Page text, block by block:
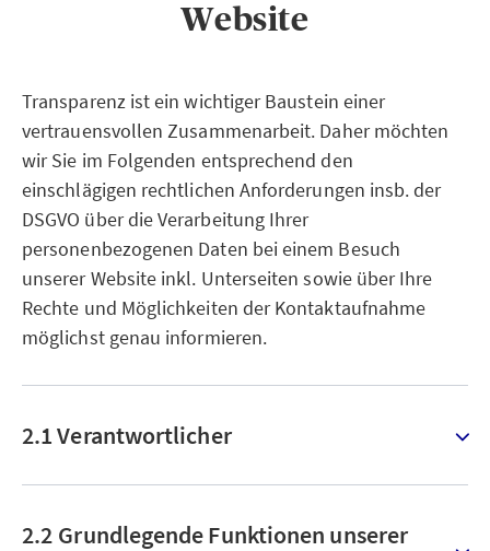
Website
Transparenz ist ein wichtiger Baustein einer
vertrauensvollen Zusammenarbeit. Daher möchten
wir Sie im Folgenden entsprechend den
einschlägigen rechtlichen Anforderungen insb. der
DSGVO über die Verarbeitung Ihrer
personenbezogenen Daten bei einem Besuch
unserer Website inkl. Unterseiten sowie über Ihre
Rechte und Möglichkeiten der Kontaktaufnahme
möglichst genau informieren.
2.1 Verantwortlicher
2.2 Grundlegende Funktionen unserer